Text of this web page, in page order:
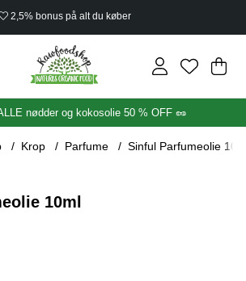
2,5% bonus på alt du køber
.
nødder og kokosolie 50 % OFF 🥜
Krop Parfume Sinful Parfumeolie
10ml
0 ud af 5 Antal vurderinger 0
Parfumeolie 10ml